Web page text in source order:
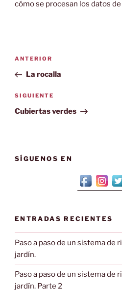
cómo se procesan los datos
Navegación
entradas
Entrada
anterior:
ANTERIOR
La rocalla
Siguiente
entrada
SIGUIENTE
Cubiertas verdes
SÍGUENOS EN
ENTRADAS RECIENTES
Paso a paso de un sistema de
jardín.
Paso a paso de un sistema de
jardín. Parte 2